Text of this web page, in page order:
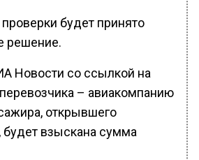
будет принято
решение.
Новости со ссылкой на
– авиакомпанию
открывшего
взыскана сумма